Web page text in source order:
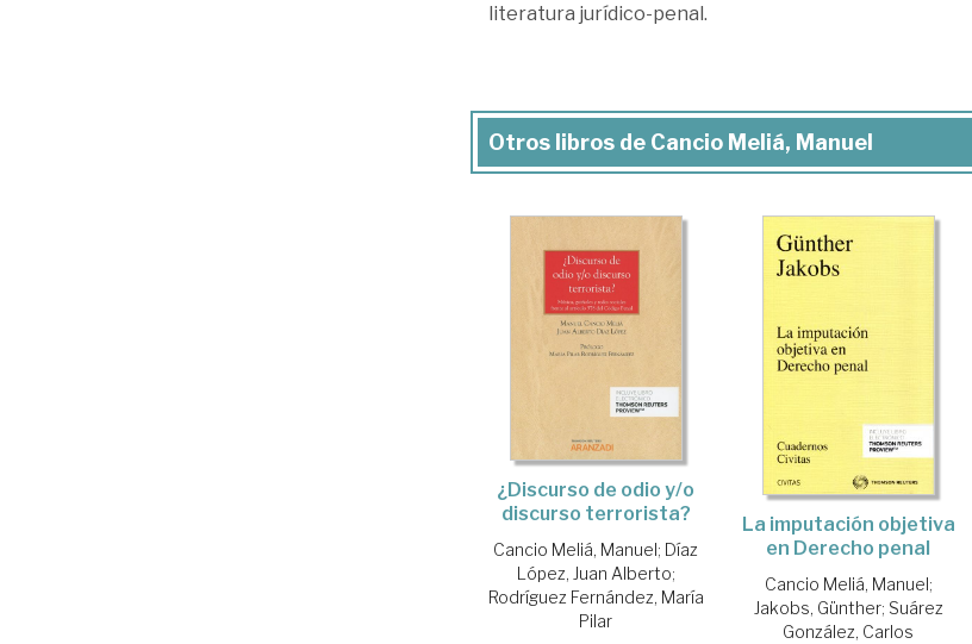
literatura jurídico-penal.
Otros libros de Cancio Meliá, Manuel
¿Discurso de odio y/o
discurso terrorista?
Cancio Meliá, Manuel; Díaz
López, Juan Alberto;
Rodríguez Fernández, María
Pilar
La imputación objetiva
en Derecho penal
Cancio Meliá, Manuel;
Jakobs, Günther; Suárez
González, Carlos